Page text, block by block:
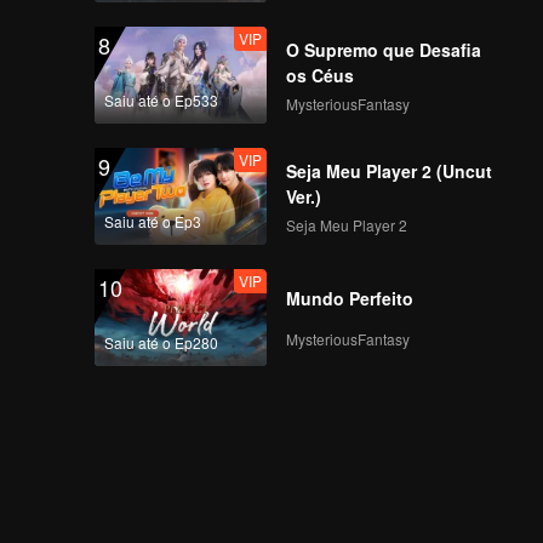
8
Saiu até o Ep533
VIP
O Supremo que Desafia
os Céus
MysteriousFantasy
9
Saiu até o Ep3
VIP
Seja Meu Player 2 (Uncut
Ver.)
Seja Meu Player 2
10
Saiu até o Ep280
VIP
Mundo Perfeito
MysteriousFantasy